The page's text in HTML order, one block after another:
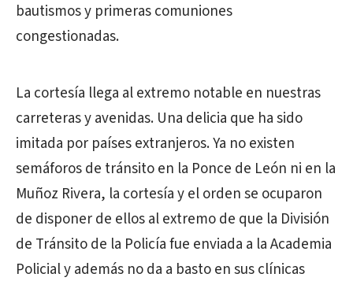
bautismos y primeras comuniones
congestionadas.
La cortesía llega al extremo notable en nuestras
carreteras y avenidas. Una delicia que ha sido
imitada por países extranjeros. Ya no existen
semáforos de tránsito en la Ponce de León ni en la
Muñoz Rivera, la cortesía y el orden se ocuparon
de disponer de ellos al extremo de que la División
de Tránsito de la Policía fue enviada a la Academia
Policial y además no da a basto en sus clínicas